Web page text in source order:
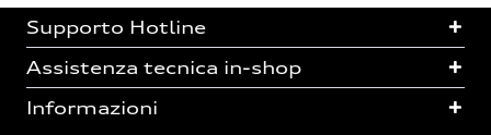
Supporto Hotline
Assistenza tecnica in-shop
Informazioni